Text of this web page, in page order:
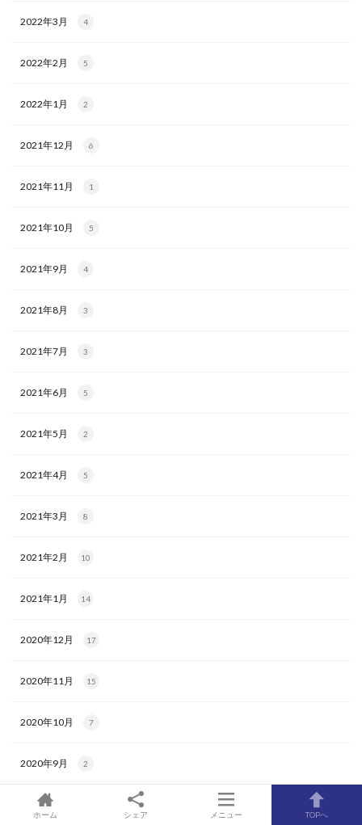
2022年3月 4
2022年2月 5
2022年1月 2
2021年12月 6
2021年11月 1
2021年10月 5
2021年9月 4
2021年8月 3
2021年7月 3
2021年6月 5
2021年5月 2
2021年4月 5
2021年3月 8
2021年2月 10
2021年1月 14
2020年12月 17
2020年11月 15
2020年10月 7
2020年9月 2
ホーム シェア メニュー TOPへ